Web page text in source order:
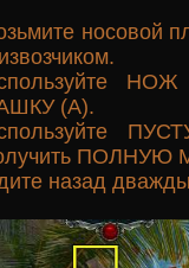
носовой
(A).
ПОЛНУЮ
назад